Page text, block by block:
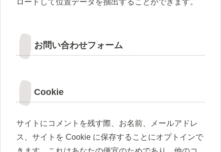
お問い合わせフォーム
Cookie
サイトにコメントを残す際、お名前、メールアドレ
ス、サイトを Cookie に保存することにオプトインで